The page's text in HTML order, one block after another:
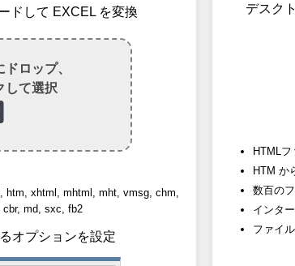
ドして EXCEL を変換
ロップ、
して選択
htm, xhtml, mhtml, mht, vmsg, chm,
cbr, md, sxc, fb2
オプションを設定
デスク
HTML
HTM か
数百の
インタ
ファイ